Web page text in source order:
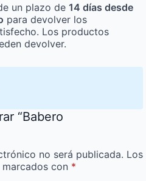
un plazo de 14 días desde
para devolver los
Los productos
devolver.
“Babero
no será publicada. Los
con *